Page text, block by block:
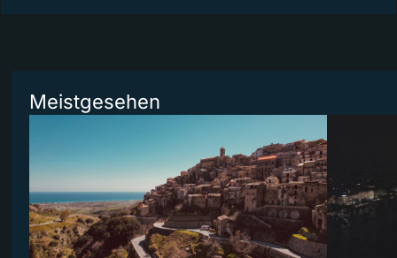
Meistgesehen